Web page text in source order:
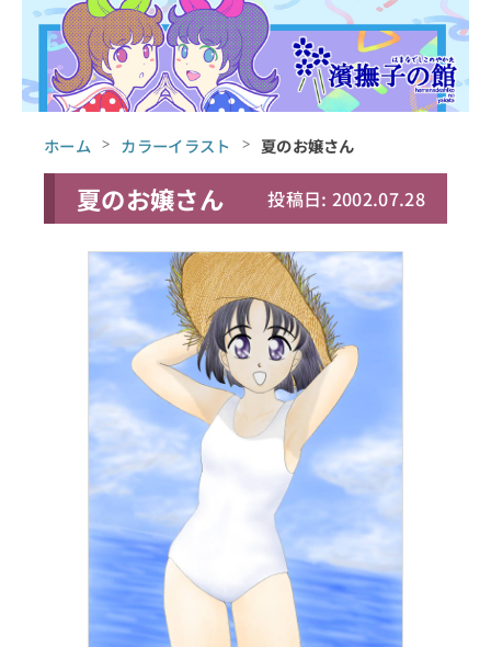
ホーム カラーイラスト 夏のお嬢さん
夏のお嬢さん 投稿日: 2002.07.28